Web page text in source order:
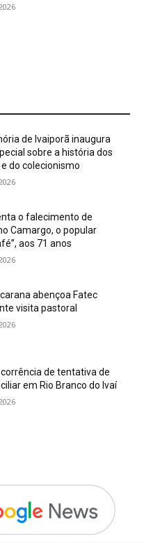
de Ivaiporã inaugura
sobre a história dos
do colecionismo
o falecimento de
Camargo, o popular
aos 71 anos
abençoa Fatec
visita pastoral
de tentativa de
em Rio Branco do Ivaí